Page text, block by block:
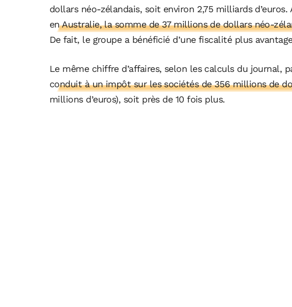
dollars néo-zélandais, soit environ 2,75 milliards d’euros.
en Australie, la somme de 37 millions de dollars néo-
De fait, le groupe a bénéficié d’une fiscalité plus
Le même chiffre d’affaires, selon les calculs du journal,
conduit à un impôt sur les sociétés de 356 millions de
millions d’euros), soit près de 10 fois plus.